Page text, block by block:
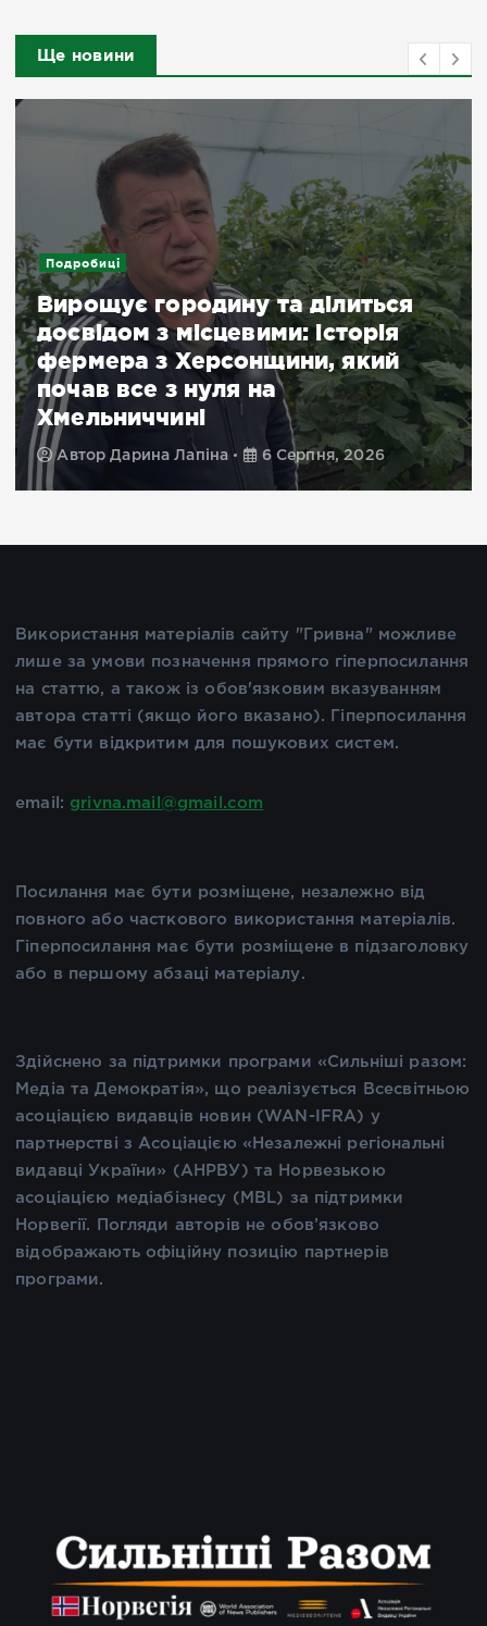
Ще новини
Подробиці
Вирощує городину та ділиться
досвідом з місцевими: історія
фермера з Херсонщини, який
почав все з нуля на
Хмельниччині
АвторДарина Лапіна 6 Серпня, 2026
Використання матеріалів сайту "Гривна" можливе
лише за умови позначення прямого гіперпосилання
на статтю, а також із обов'язковим вказуванням
автора статті (якщо його вказано). Гіперпосилання
має бути відкритим для пошукових систем.
email: grivna.mail@gmail.com
Посилання має бути розміщене, незалежно від
повного або часткового використання матеріалів.
Гіперпосилання має бути розміщене в підзаголовку
або в першому абзаці матеріалу.
Здійснено за підтримки програми «Сильніші разом:
Медіа та Демократія», що реалізується Всесвітньою
асоціацією видавців новин (WAN-IFRA) у
партнерстві з Асоціацією «Незалежні регіональні
видавці України» (АНРВУ) та Норвезькою
асоціацією медіабізнесу (MBL) за підтримки
Норвегії. Погляди авторів не обов’язково
відображають офіційну позицію партнерів
програми.